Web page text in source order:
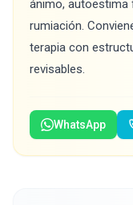
ánimo, autoestima
rumiación.
terapia con
revisables.
WhatsApp